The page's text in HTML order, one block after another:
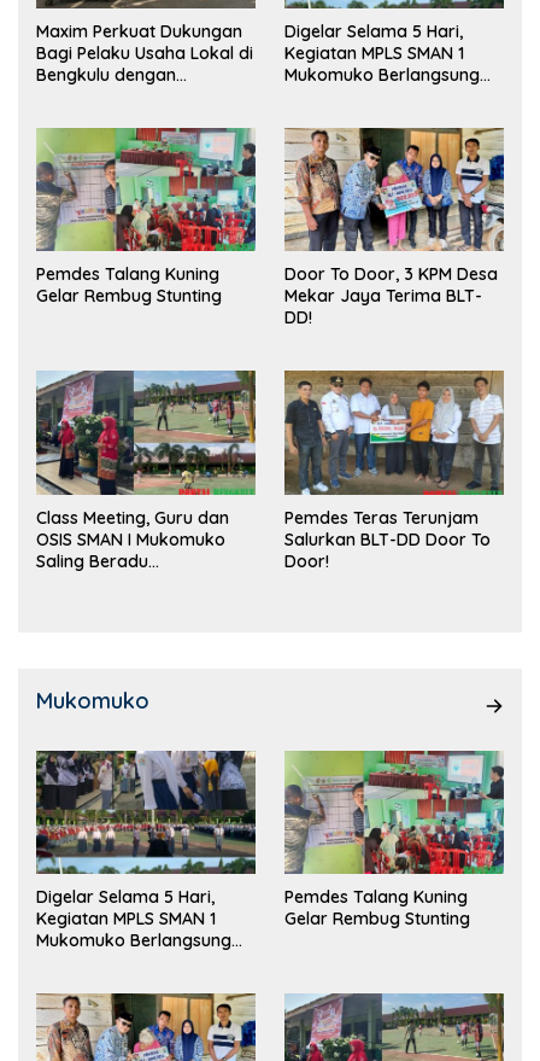
Maxim Perkuat Dukungan
Bagi Pelaku Usaha Lokal di
Bengkulu dengan
Pasar
Digelar Selama 5 Hari,
Kegiatan MPLS SMAN 1
Mukomuko Berlangsung
Pemdes Talang Kuning
Gelar Rembug Stunting
Door To Door, 3 KPM Desa
Mekar Jaya Terima BLT-
DD!
Class Meeting, Guru dan
OSIS SMAN I Mukomuko
Saling Beradu
Pemdes Teras Terunjam
Salurkan BLT-DD Door To
Door!
Mukomuko
Digelar Selama 5 Hari,
Kegiatan MPLS SMAN 1
Mukomuko Berlangsung
Pemdes Talang Kuning
Gelar Rembug Stunting